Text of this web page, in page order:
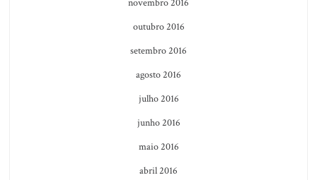
novembro 2016
outubro 2016
setembro 2016
agosto 2016
julho 2016
junho 2016
maio 2016
abril 2016